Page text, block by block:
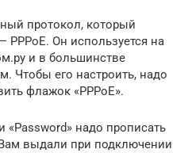
протокол, который
Он используется на
и в большинстве
Чтобы его настроить, надо
флажок «PPPoE».
«Password» надо прописать
выдали при подключении